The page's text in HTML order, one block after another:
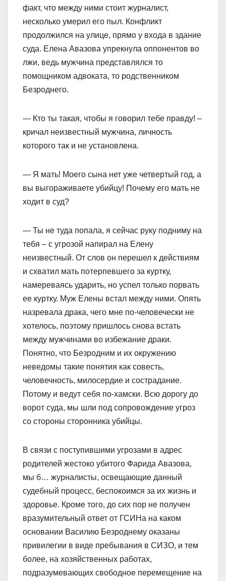
факт, что между ними стоит журналист,
несколько умерил его пыл. Конфликт
продолжился на улице, прямо у входа в здание
суда. Елена Авазова упрекнула оппонентов во
лжи, ведь мужчина представлялся то
помощником адвоката, то родственником
Безроднего.
— Кто ты такая, чтобы я говорил тебе правду! –
кричал неизвестный мужчина, личность
которого так и не установлена.
— Я мать! Моего сына нет уже четвертый год, а
вы выгораживаете убийцу! Почему его мать не
ходит в суд?
— Ты не туда попала, я сейчас руку подниму на
тебя – с угрозой напирал на Елену
неизвестный. От слов он перешел к действиям
и схватил мать потерпевшего за куртку,
намереваясь ударить, но успел только порвать
ее куртку. Муж Елены встал между ними. Опять
назревала драка, чего мне по-человечески не
хотелось, поэтому пришлось снова встать
между мужчинами во избежание драки.
Понятно, что Безродним и их окружению
неведомы такие понятия как совесть,
человечность, милосердие и сострадание.
Потому и ведут себя по-хамски. Всю дорогу до
ворот суда, мы шли под сопровождение угроз
со стороны сторонника убийцы.
В связи с поступившими угрозами в адрес
родителей жестоко убитого Фарида Авазова,
мы б… журналисты, освещающие данный
судебный процесс, беспокоимся за их жизнь и
здоровье. Кроме того, до сих пор не получен
вразумительный ответ от ГСИНа на каком
основании Василию Безроднему оказаны
привилегии в виде пребывания в СИЗО, и тем
более, на хозяйственных работах,
подразумевающих свободное перемещение на